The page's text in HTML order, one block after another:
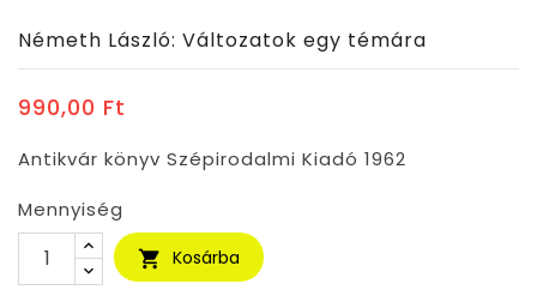
Németh László: Változatok egy témára
990,00 Ft
Antikvár könyv Szépirodalmi Kiadó 1962
Mennyiség
 Kosárba